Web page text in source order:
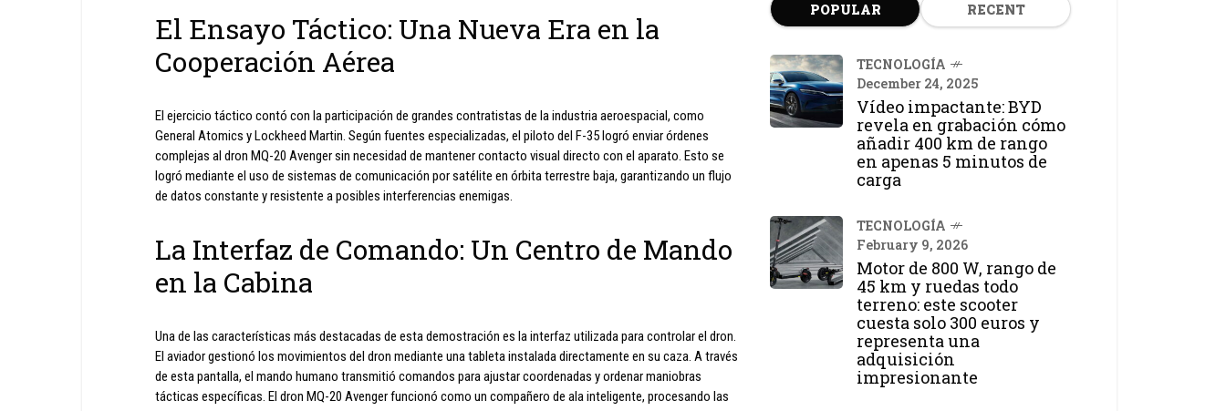
El Ensayo Táctico: Una Nueva Era en la
Cooperación Aérea
El ejercicio táctico contó con la participación de grandes contratistas de la industria aeroespacial, como
General Atomics y Lockheed Martin. Según fuentes especializadas, el piloto del F-35 logró enviar órdenes
complejas al dron MQ-20 Avenger sin necesidad de mantener contacto visual directo con el aparato. Esto se
logró mediante el uso de sistemas de comunicación por satélite en órbita terrestre baja, garantizando un flujo
de datos constante y resistente a posibles interferencias enemigas.
La Interfaz de Comando: Un Centro de Mando
en la Cabina
Una de las características más destacadas de esta demostración es la interfaz utilizada para controlar el dron.
El aviador gestionó los movimientos del dron mediante una tableta instalada directamente en su caza. A través
de esta pantalla, el mando humano transmitió comandos para ajustar coordenadas y ordenar maniobras
tácticas específicas. El dron MQ-20 Avenger funcionó como un compañero de ala inteligente, procesando las
POPULAR RECENT
TECNOLOGÍA
December 24, 2025
Vídeo impactante: BYD
revela en grabación cómo
añadir 400 km de rango
en apenas 5 minutos de
carga
TECNOLOGÍA
February 9, 2026
Motor de 800 W, rango de
45 km y ruedas todo
terreno: este scooter
cuesta solo 300 euros y
representa una
adquisición
impresionante